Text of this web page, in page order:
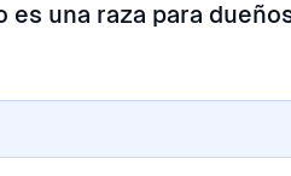
una raza para